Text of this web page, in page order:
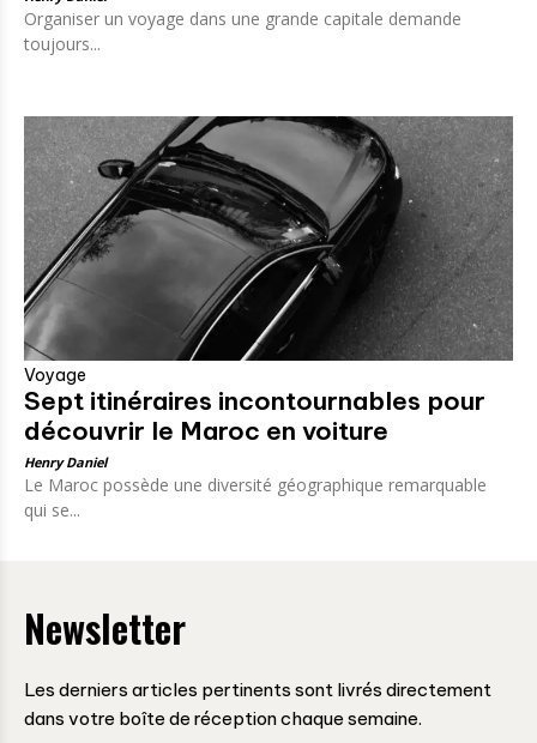
Organiser un voyage dans une grande capitale demande
toujours...
Voyage
Sept itinéraires incontournables pour
découvrir le Maroc en voiture
Henry Daniel
Le Maroc possède une diversité géographique remarquable
qui se...
Newsletter
Les derniers articles pertinents sont livrés directement
dans votre boîte de réception chaque semaine.